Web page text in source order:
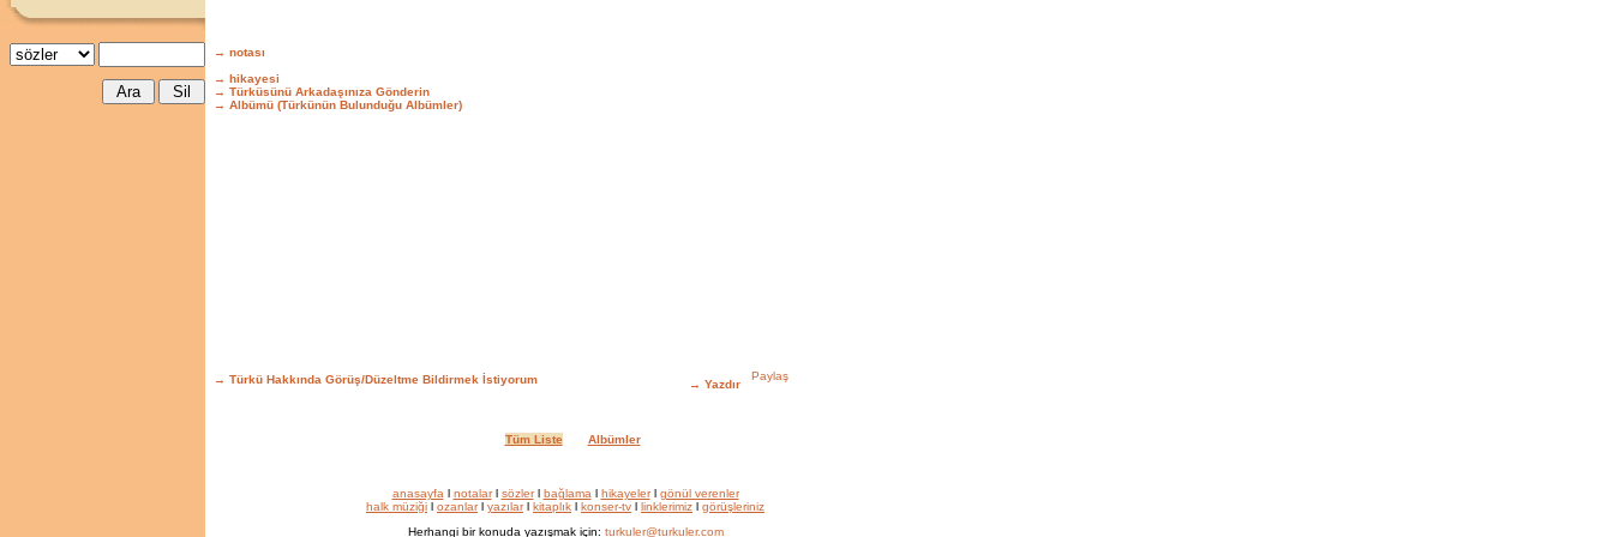
→ notası
→ hikayesi
→ Türküsünü Arkadaşınıza Gönderin
→ Albümü (Türkünün Bulunduğu Albümler)
→ Türkü Hakkında Görüş/Düzeltme Bildirmek İstiyorum → Yazdır
Tüm Liste Albümler
anasayfa l notalarl sözlerl bağlama l hikayelerl gönül verenler
halk müziği l ozanlarl yazılarl kitaplık l konser-tv l linklerimiz l görüşleriniz
Herhangi bir konuda yazışmak için: turkuler@turkuler.com